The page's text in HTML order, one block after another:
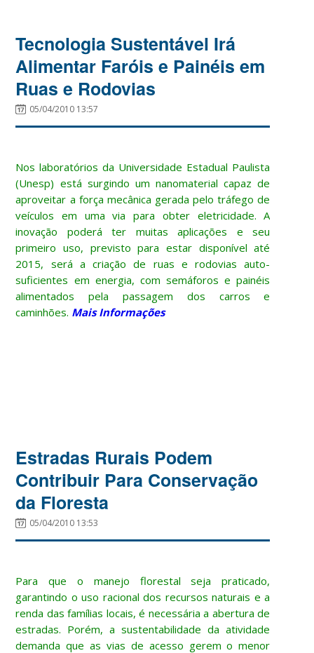
Tecnologia Sustentável Irá
Alimentar Faróis e Painéis em
Ruas e Rodovias
05/04/2010 13:57
Nos laboratórios da Universidade Estadual Paulista
(Unesp) está surgindo um nanomaterial capaz de
aproveitar a força mecânica gerada pelo tráfego de
veículos em uma via para obter eletricidade. A
inovação poderá ter muitas aplicações e seu
primeiro uso, previsto para estar disponível até
2015, será a criação de ruas e rodovias auto-
suficientes em energia, com semáforos e painéis
alimentados pela passagem dos carros e
caminhões. Mais Informações
Estradas Rurais Podem
Contribuir Para Conservação
da Floresta
05/04/2010 13:53
Para que o manejo florestal seja praticado,
garantindo o uso racional dos recursos naturais e a
renda das famílias locais, é necessária a abertura de
estradas. Porém, a sustentabilidade da atividade
demanda que as vias de acesso gerem o menor